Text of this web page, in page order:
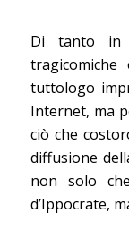
Di tanto in
tuttologo
Internet, ma
ciò che
diffusione
non solo
d’Ippocrate,